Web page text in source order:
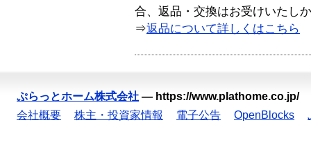
合、返品・交換はお受けいたし
⇒返品について詳しくはこちら
ぷらっとホーム株式会社 — https://www.plathome.co.jp/
会社概要
株主・投資家情報 電子公告 OpenBlocks